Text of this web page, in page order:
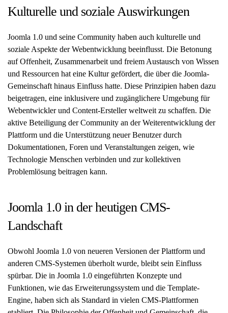
Kulturelle und soziale Auswirkungen
Joomla 1.0 und seine Community haben auch kulturelle und
soziale Aspekte der Webentwicklung beeinflusst. Die Betonung
auf Offenheit, Zusammenarbeit und freiem Austausch von Wissen
und Ressourcen hat eine Kultur gefördert, die über die Joomla-
Gemeinschaft hinaus Einfluss hatte. Diese Prinzipien haben dazu
beigetragen, eine inklusivere und zugänglichere Umgebung für
Webentwickler und Content-Ersteller weltweit zu schaffen. Die
aktive Beteiligung der Community an der Weiterentwicklung der
Plattform und die Unterstützung neuer Benutzer durch
Dokumentationen, Foren und Veranstaltungen zeigen, wie
Technologie Menschen verbinden und zur kollektiven
Problemlösung beitragen kann.
Joomla 1.0 in der heutigen CMS-
Landschaft
Obwohl Joomla 1.0 von neueren Versionen der Plattform und
anderen CMS-Systemen überholt wurde, bleibt sein Einfluss
spürbar. Die in Joomla 1.0 eingeführten Konzepte und
Funktionen, wie das Erweiterungssystem und die Template-
Engine, haben sich als Standard in vielen CMS-Plattformen